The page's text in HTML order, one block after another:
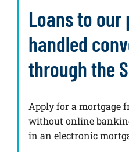
Loans to
handled
through the
Apply for a mortgage
without online
in an electronic